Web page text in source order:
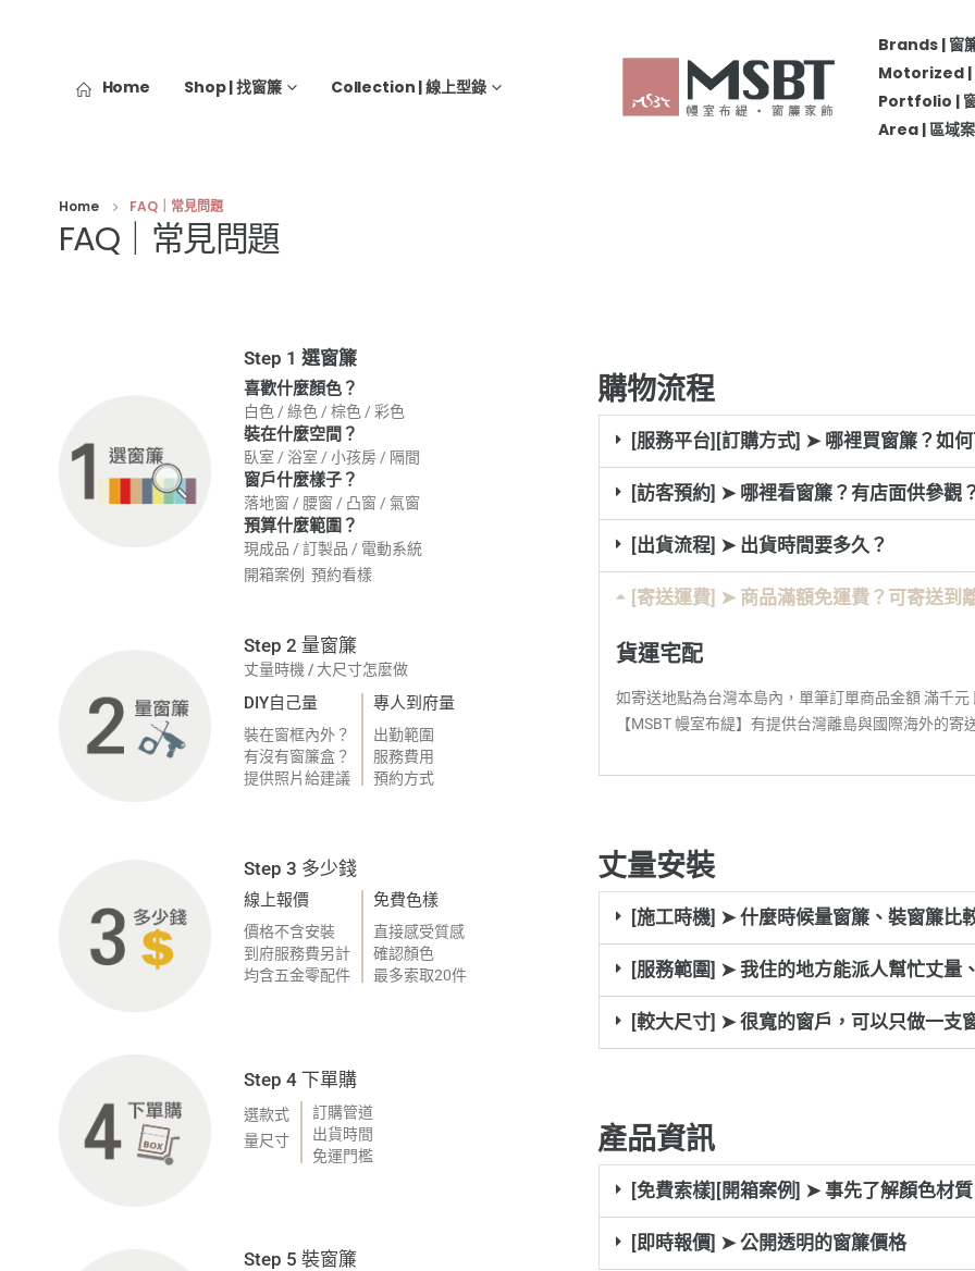
Home Shop | 找窗簾 Collection | 線上型錄
Brands | 窗
Motorized |
Portfolio |
Area | 區域
Home FAQ｜常見問題
FAQ｜常見問題
Step 1 選窗簾
喜歡什麼顏色？
白色 / 綠色 / 棕色 / 彩色
裝在什麼空間？
臥室 / 浴室 / 小孩房/ 隔間
窗戶什麼樣子？
落地窗 / 腰窗 / 凸窗 / 氣窗
預算什麼範圍？
現成品 / 訂製品 / 電動系統
開箱案例 預約看樣
Step 2 量窗簾
丈量時機 / 大尺寸怎麼做
DIY自己量
裝在窗框內外？
有沒有窗簾盒？
提供照片給建議
專人到府量
出勤範圍
服務費用
預約方式
Step 3 多少錢
線上報價
價格不含安裝
到府服務費另計
均含五金零配件
免費色樣
直接感受質感
確認顏色
最多索取20件
Step 4 下單購
選款式
量尺寸
訂購管道
出貨時間
免運門檻
Step 5 裝窗簾
購物流程
[服務平台][訂購方式] ➤ 哪裡買窗簾？如
[訪客預約] ➤ 哪裡看窗簾？有店面供參觀
[出貨流程] ➤ 出貨時間要多久？
[寄送運費] ➤ 商品滿額免運費？可寄送到
貨運宅配
如寄送地點為台灣本島內，單筆訂單商品金額 滿千
【MSBT 幔室布緹】有提供台灣離島與國際海外的
丈量安裝
[施工時機] ➤ 什麼時候量窗簾、裝窗簾比
[服務範圍] ➤ 我住的地方能派人幫忙丈量
[較大尺寸] ➤ 很寬的窗戶，可以只做一支
產品資訊
[免費索樣][開箱案例] ➤ 事先了解顏色材
[即時報價] ➤ 公開透明的窗簾價格